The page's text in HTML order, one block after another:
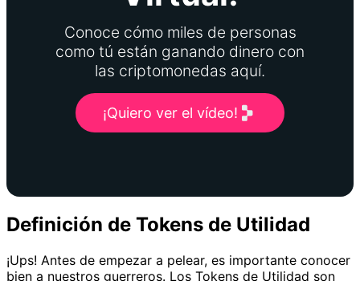
Conoce cómo miles de personas
como tú están ganando dinero con
las criptomonedas aquí.
¡Quiero ver el vídeo!
Definición de Tokens de Utilidad
¡Ups! Antes de empezar a pelear, es importante conocer
bien a nuestros guerreros. Los Tokens de Utilidad son